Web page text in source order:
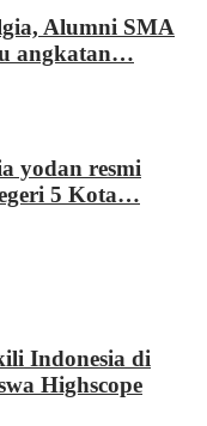
Alumni SMA
angkatan…
yodan resmi
5 Kota…
Indonesia di
Highscope